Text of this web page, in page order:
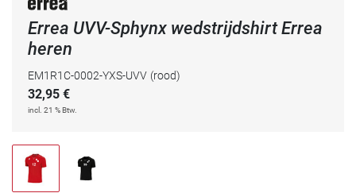
Errea UVV-Sphynx wedstrijdshirt Errea
heren
EM1R1C-0002-YXS-UVV (rood)
32,95 €
incl. 21 % Btw.